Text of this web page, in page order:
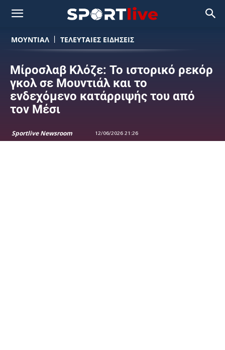
ΜΟΥΝΤΙΆΛ ΤΕΛΕΥΤΑΙΕΣ ΕΙΔΗΣΕΙΣ
Μίροσλαβ Κλόζε: Το ιστορικό ρεκόρ
γκολ σε Μουντιάλ και το
ενδεχόμενο κατάρριψής του από
τον Μέσι
Sportlive Newsroom 12/06/2026 21:26